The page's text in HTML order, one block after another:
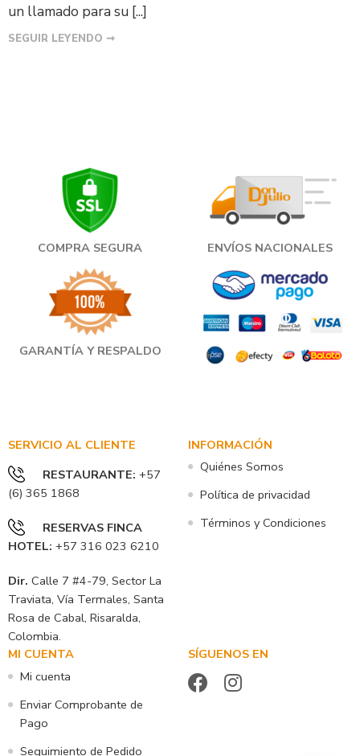
un llamado para su [...]
SEGUIR LEYENDO ➞
COMPRA SEGURA ENVÍOS NACIONALES
GARANTÍA Y RESPALDO
SERVICIO AL CLIENTE
RESTAURANTE: +57
(6) 365 1868
RESERVAS FINCA
HOTEL: +57 316 023 6210
Dir. Calle 7 #4-79, Sector La
Traviata, Vía Termales, Santa
Rosa de Cabal, Risaralda,
Colombia.
INFORMACIÓN
Quiénes Somos
Política de privacidad
Términos y Condiciones
MI CUENTA
Mi cuenta
Enviar Comprobante de
Pago
Seguimiento de Pedido
SÍGUENOS EN